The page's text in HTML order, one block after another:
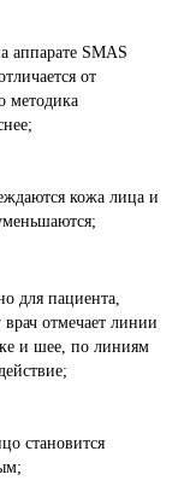
аппарате SMAS
от
методика
кожа лица и
для пациента,
врач отмечает линии
и шее, по линиям
становится